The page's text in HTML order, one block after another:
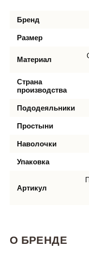
Бренд
Размер
Материал
Страна
производства
Пододеяльники
Простыни
Наволочки
Упаковка
Артикул
О БРЕНДЕ